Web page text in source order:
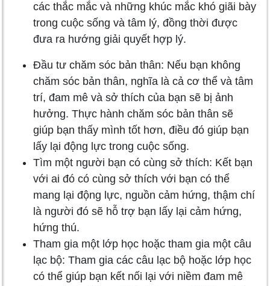
các thắc mắc và những khúc mắc khó giãi bày
trong cuộc sống và tâm lý, đồng thời được
đưa ra hướng giải quyết hợp lý.
Đầu tư chăm sóc bản thân: Nếu bạn không
chăm sóc bản thân, nghĩa là cả cơ thể và tâm
trí, đam mê và sở thích của bạn sẽ bị ảnh
hưởng. Thực hành chăm sóc bản thân sẽ
giúp bạn thấy mình tốt hơn, điều đó giúp bạn
lấy lại động lực trong cuộc sống.
Tìm một người bạn có cùng sở thích: Kết bạn
với ai đó có cùng sở thích với bạn có thể
mang lại động lực, nguồn cảm hứng, thậm chí
là người đó sẽ hỗ trợ bạn lấy lại cảm hứng,
hứng thú.
Tham gia một lớp học hoặc tham gia một câu
lạc bộ: Tham gia các câu lạc bộ hoặc lớp học
có thể giúp bạn kết nối lại với niềm đam mê